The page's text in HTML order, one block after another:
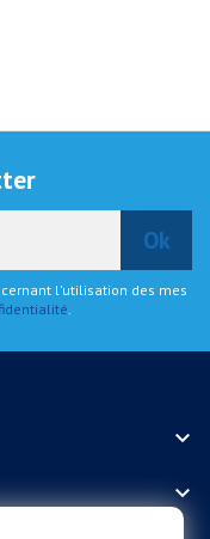
l'utilisation des mes

